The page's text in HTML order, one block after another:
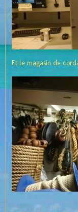
Et le magasin de